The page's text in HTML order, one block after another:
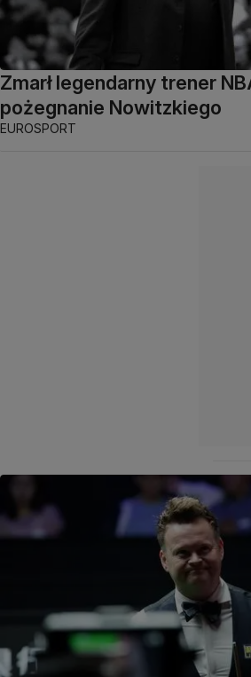
Zmarł legendarny trener
pożegnanie Nowitzkiego
EUROSPORT